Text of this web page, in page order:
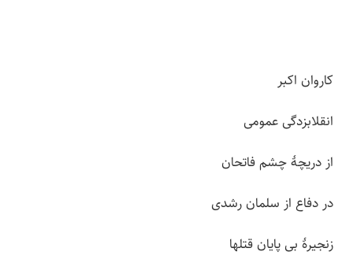
کاروان اکبر
انقلابزدگی عمومی
از دریچۀ چشم فاتحان
در دفاع از سلمان رشدی
زنجیرۀ بی پایان قتلها